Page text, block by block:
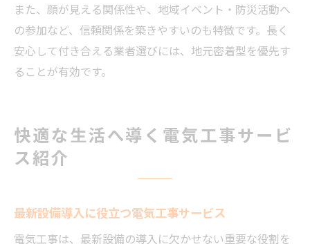
また、顔が見える関係性や、地域イベント・防災活動へ
の参加など、信頼関係を築きやすいのも特徴です。長く
安心して付き合える業者選びには、地元密着型を優先す
ることが有効です。
快適な生活へ導く電気工事サービ
ス紹介
最新設備導入に役立つ電気工事サービス
電気工事は、最新設備の導入に欠かせない重要な役割を